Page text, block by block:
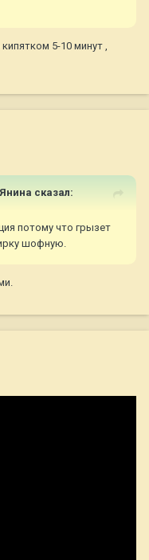
5-10 минут ,
сказал:
потому что грызет
шофную.